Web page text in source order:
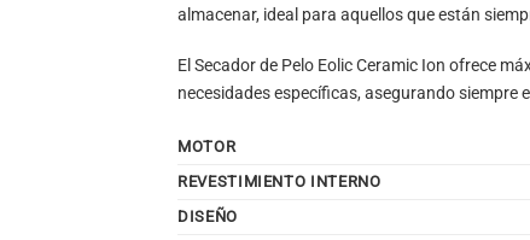
almacenar, ideal para aquellos que están
El Secador de Pelo Eolic Ceramic Ion ofrece
necesidades específicas, asegurando
MOTOR
REVESTIMIENTO INTERNO
DISEÑO